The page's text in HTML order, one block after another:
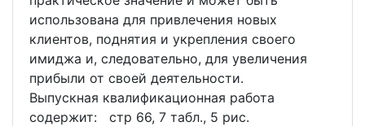
использована для привлечения новых
клиентов, поднятия и укрепления своего
имиджа и, следовательно, для увеличения
прибыли от своей деятельности.
Выпускная квалификационная работа
содержит: стр 66, 7 табл., 5 рис.